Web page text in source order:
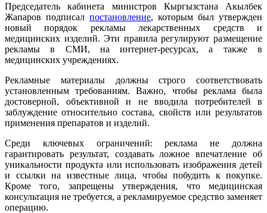
Председатель кабинета министров Кыргызстана Акылбек
Жапаров подписал постановление, которым был утвержден
новый порядок рекламы лекарственных средств и
медицинских изделий. Эти правила регулируют размещение
рекламы в СМИ, на интернет-ресурсах, а также в
медицинских учреждениях.
Рекламные материалы должны строго соответствовать
установленным требованиям. Важно, чтобы реклама была
достоверной, объективной и не вводила потребителей в
заблуждение относительно состава, свойств или результатов
применения препаратов и изделий.
Среди ключевых ограничений: реклама не должна
гарантировать результат, создавать ложное впечатление об
уникальности продукта или использовать изображения детей
и ссылки на известные лица, чтобы побудить к покупке.
Кроме того, запрещены утверждения, что медицинская
консультация не требуется, а рекламируемое средство заменяет
операцию.